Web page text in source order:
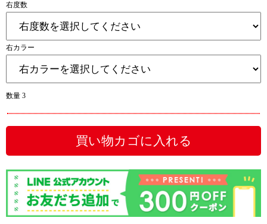
右度数
右カラー
数量 3
買い物カゴに入れる